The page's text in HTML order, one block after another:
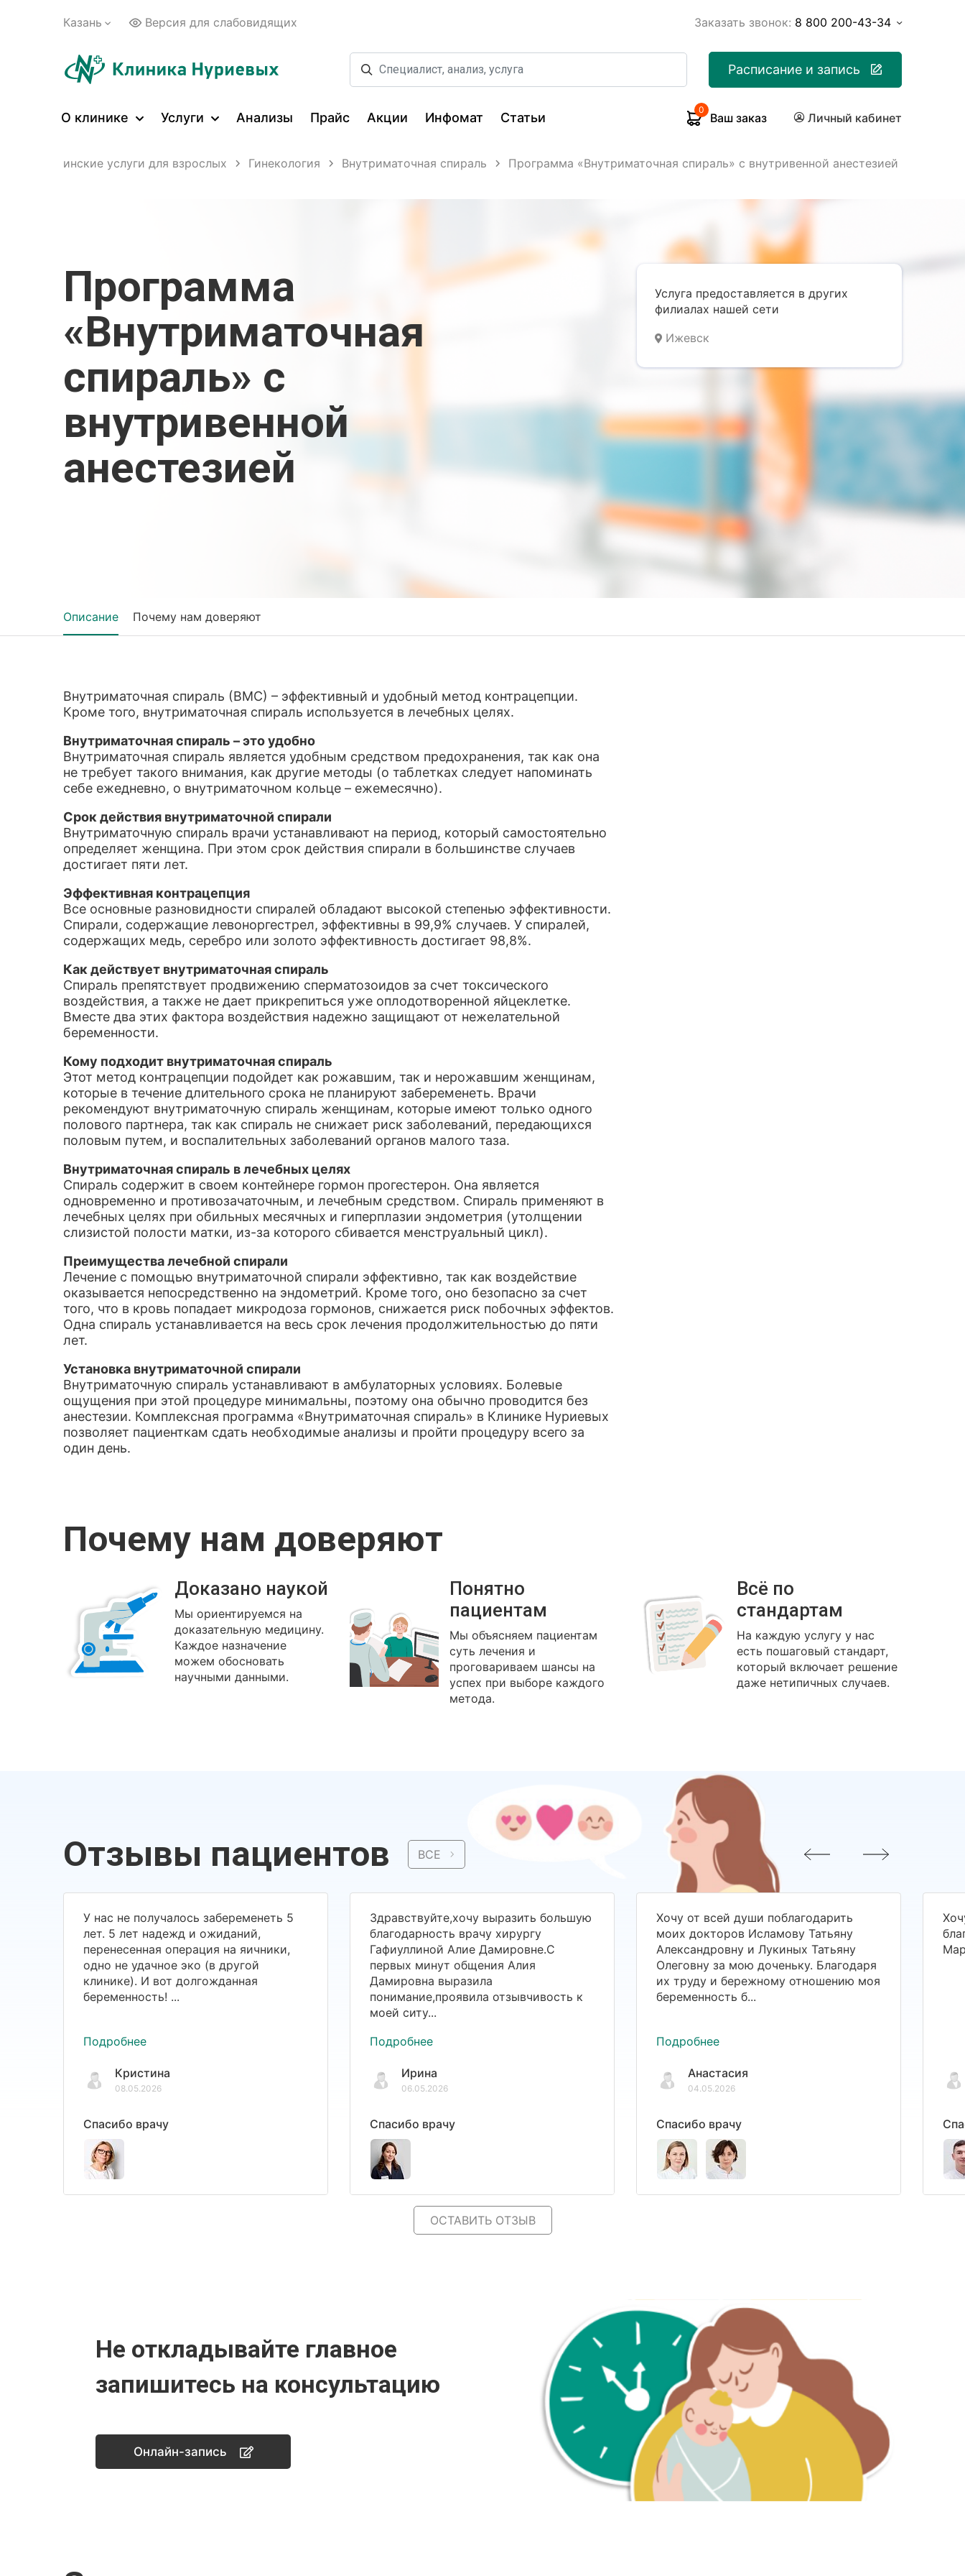
Казань Версия для слабовидящих Заказать звонок: 8 800 200-43-34
Расписание и запись
О клинике Услуги Анализы Прайс Акции Инфомат Статьи
0
Ваш заказ Личный кабинет
Медицинские услуги для взрослых Гинекология Внутриматочная спираль Программа «Внутриматочная спираль» с внутривенной анестезией
Программа
«Внутриматочная
спираль» с
внутривенной
анестезией
Услуга предоставляется в других
филиалах нашей сети
Ижевск
Описание Почему нам доверяют
Внутриматочная спираль (ВМС) – эффективный и удобный метод контрацепции.
Кроме того, внутриматочная спираль используется в лечебных целях.
Внутриматочная спираль – это удобно
Внутриматочная спираль является удобным средством предохранения, так как она
не требует такого внимания, как другие методы (о таблетках следует напоминать
себе ежедневно, о внутриматочном кольце – ежемесячно).
Срок действия внутриматочной спирали
Внутриматочную спираль врачи устанавливают на период, который самостоятельно
определяет женщина. При этом срок действия спирали в большинстве случаев
достигает пяти лет.
Эффективная контрацепция
Все основные разновидности спиралей обладают высокой степенью эффективности.
Спирали, содержащие левоноргестрел, эффективны в 99,9% случаев. У спиралей,
содержащих медь, серебро или золото эффективность достигает 98,8%.
Как действует внутриматочная спираль
Спираль препятствует продвижению сперматозоидов за счет токсического
воздействия, а также не дает прикрепиться уже оплодотворенной яйцеклетке.
Вместе два этих фактора воздействия надежно защищают от нежелательной
беременности.
Кому подходит внутриматочная спираль
Этот метод контрацепции подойдет как рожавшим, так и нерожавшим женщинам,
которые в течение длительного срока не планируют забеременеть. Врачи
рекомендуют внутриматочную спираль женщинам, которые имеют только одного
полового партнера, так как спираль не снижает риск заболеваний, передающихся
половым путем, и воспалительных заболеваний органов малого таза.
Внутриматочная спираль в лечебных целях
Спираль содержит в своем контейнере гормон прогестерон. Она является
одновременно и противозачаточным, и лечебным средством. Спираль применяют в
лечебных целях при обильных месячных и гиперплазии эндометрия (утолщении
слизистой полости матки, из-за которого сбивается менструальный цикл).
Преимущества лечебной спирали
Лечение с помощью внутриматочной спирали эффективно, так как воздействие
оказывается непосредственно на эндометрий. Кроме того, оно безопасно за счет
того, что в кровь попадает микродоза гормонов, снижается риск побочных эффектов.
Одна спираль устанавливается на весь срок лечения продолжительностью до пяти
лет.
Установка внутриматочной спирали
Внутриматочную спираль устанавливают в амбулаторных условиях. Болевые
ощущения при этой процедуре минимальны, поэтому она обычно проводится без
анестезии. Комплексная программа «Внутриматочная спираль» в Клинике Нуриевых
позволяет пациенткам сдать необходимые анализы и пройти процедуру всего за
один день.
Почему нам доверяют
Доказано наукой
Мы ориентируемся на
доказательную медицину.
Каждое назначение
можем обосновать
научными данными.
Понятно
пациентам
Мы объясняем пациентам
суть лечения и
проговариваем шансы на
успех при выборе каждого
метода.
Всё по
стандартам
На каждую услугу у нас
есть пошаговый стандарт,
который включает решение
даже нетипичных случаев.
Отзывы пациентов ВСЕ
У нас не получалось забеременеть 5
лет. 5 лет надежд и ожиданий,
перенесенная операция на яичники,
одно не удачное эко (в другой
клинике). И вот долгожданная
беременность! ...
Подробнее
Кристина
08.05.2026
Спасибо врачу
Здравствуйте,хочу выразить большую
благодарность врачу хирургу
Гафиуллиной Алие Дамировне.С
первых минут общения Алия
Дамировна выразила
понимание,проявила отзывчивость к
моей ситу...
Подробнее
Ирина
06.05.2026
Спасибо врачу
Хочу от всей души поблагодарить
моих докторов Исламову Татьяну
Александровну и Лукиных Татьяну
Олеговну за мою доченьку. Благодаря
их труду и бережному отношению моя
беременность б...
Подробнее
Анастасия
04.05.2026
Спасибо врачу
ОСТАВИТЬ ОТЗЫВ
Не откладывайте главное
запишитесь на консультацию
Онлайн-запись